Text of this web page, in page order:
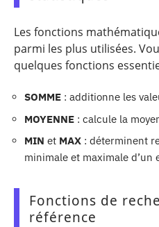
Les fonctions
parmi les plus utilisées.
quelques fonctions
SOMME : additionne les
MOYENNE : calcule la
MIN et MAX : déterminent
minimale et maximale d’un
Fonctions de
référence